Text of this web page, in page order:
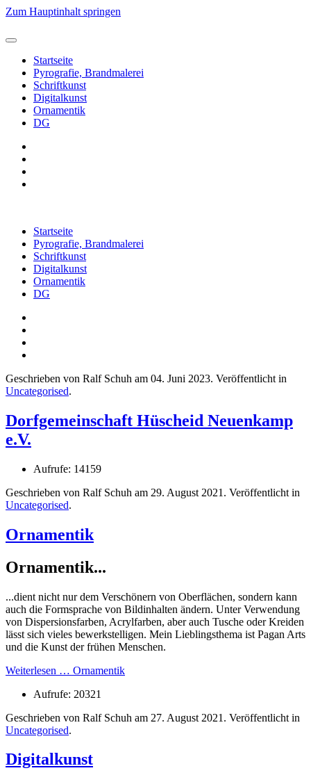
Zum Hauptinhalt springen
Startseite
Pyrografie, Brandmalerei
Schriftkunst
Digitalkunst
Ornamentik
DG
Startseite
Pyrografie, Brandmalerei
Schriftkunst
Digitalkunst
Ornamentik
DG
Geschrieben von Ralf Schuh am 04. Juni 2023. Veröffentlicht in
Uncategorised.
Dorfgemeinschaft Hüscheid Neuenkamp
e.V.
Aufrufe: 14159
Geschrieben von Ralf Schuh am 29. August 2021 . Veröffentlicht in
Uncategorised.
Ornamentik
Ornamentik...
...dient nicht nur dem Verschönern von Oberflächen, sondern kann
auch die Formsprache von Bildinhalten ändern. Unter Verwendung
von Dispersionsfarben, Acrylfarben, aber auch Tusche oder Kreiden
lässt sich vieles bewerkstelligen. Mein Lieblingsthema ist Pagan Arts
und die Kunst der frühen Menschen.
Weiterlesen … Ornamentik
Aufrufe: 20321
Geschrieben von Ralf Schuh am 27. August 2021 . Veröffentlicht in
Uncategorised.
Digitalkunst